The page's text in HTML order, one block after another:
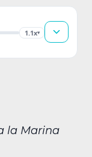
1.1x▾
la Marina